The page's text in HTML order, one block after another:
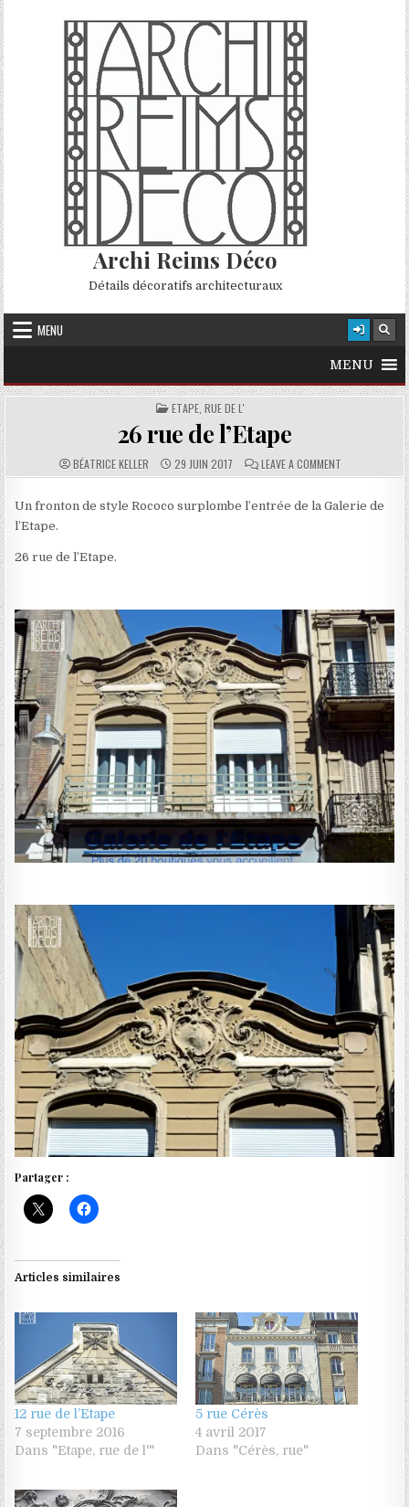
Skip to content
Archi Reims Déco
Détails décoratifs architecturaux
MENU
MENU
POSTED IN
ETAPE, RUE DE L'
26 rue de l’Etape
AUTHOR:
BÉATRICE KELLER PUBLISHED DATE:
29 JUIN 2017 COMMENTS:
LEAVE A COMMENTON 26 RUE DE
Un fronton de style Rococo surplombe l’entrée de la Galerie de
l’Etape.
26 rue de l’Etape.
Partager :
Articles similaires
12 rue de l’Etape
7 septembre 2016
Dans "Etape, rue de l'"
5 rue Cérès
4 avril 2017
Dans "Cérès, rue"